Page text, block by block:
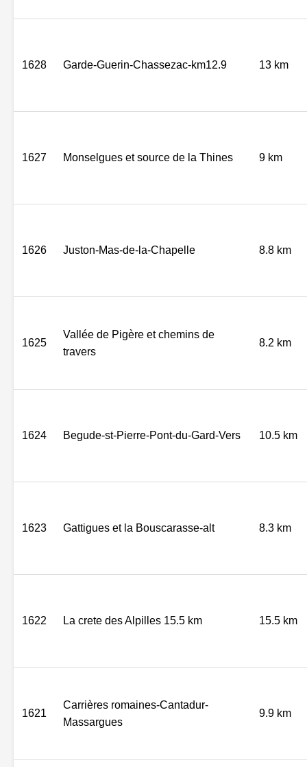
1628 Garde-Guerin-Chassezac-km12.9 13 km
1627 Monselgues et source de la Thines 9 km
1626 Juston-Mas-de-la-Chapelle 8.8 km
1625
Vallée de Pigère et chemins de
travers
8.2 km
1624 Begude-st-Pierre-Pont-du-Gard-Vers 10.5 km
1623 Gattigues et la Bouscarasse-alt 8.3 km
1622 La crete des Alpilles 15.5 km 15.5 km
1621
Carrières romaines-Cantadur-
Massargues
9.9 km